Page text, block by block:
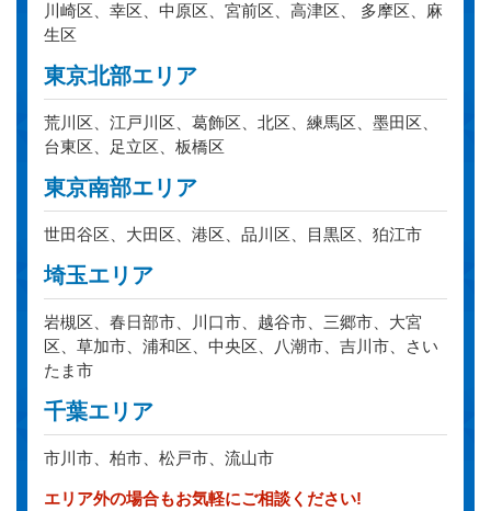
川崎区、幸区、中原区、宮前区、高津区、 多摩区、麻
生区
東京北部エリア
荒川区、江戸川区、葛飾区、北区、練馬区、墨田区、
台東区、足立区、板橋区
東京南部エリア
世田谷区、大田区、港区、品川区、目黒区、狛江市
埼玉エリア
岩槻区、春日部市、川口市、越谷市、三郷市、大宮
区、草加市、浦和区、中央区、八潮市、吉川市、さい
たま市
千葉エリア
市川市、柏市、松戸市、流山市
エリア外の場合もお気軽にご相談ください!